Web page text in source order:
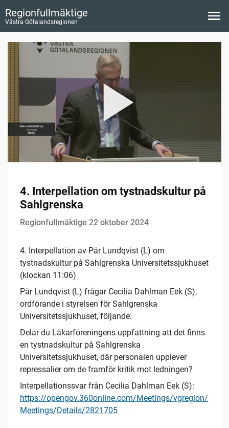
Regionfullmäktige
Västra Götalandsregionen
4. Interpellation om tystnadskultur på
Sahlgrenska
Regionfullmäktige 22 oktober 2024
4. Interpellation av Pär Lundqvist (L) om
tystnadskultur på Sahlgrenska Universitetssjukhuset
(klockan 11:06)
Pär Lundqvist (L) frågar Cecilia Dahlman Eek (S),
ordförande i styrelsen för Sahlgrenska
Universitetssjukhuset, följande:
Delar du Läkarföreningens uppfattning att det finns
en tystnadskultur på Sahlgrenska
Universitetssjukhuset, där personalen upplever
repressalier om de framför kritik mot ledningen?
Interpellationssvar från Cecilia Dahlman Eek (S):
https://opengov.360online.com/Meetings/vgregion/
Meetings/Details/2821705